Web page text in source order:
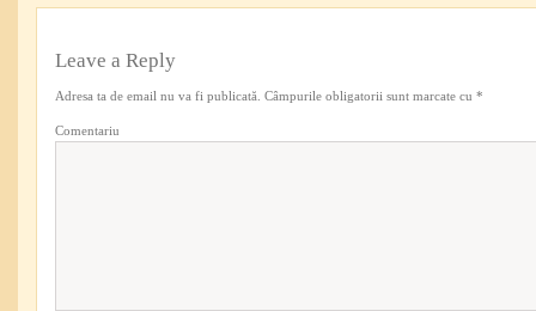
Leave a Reply
Adresa ta de email nu va fi publicată. Câmpurile obligatorii sunt marcate cu *
Comentariu